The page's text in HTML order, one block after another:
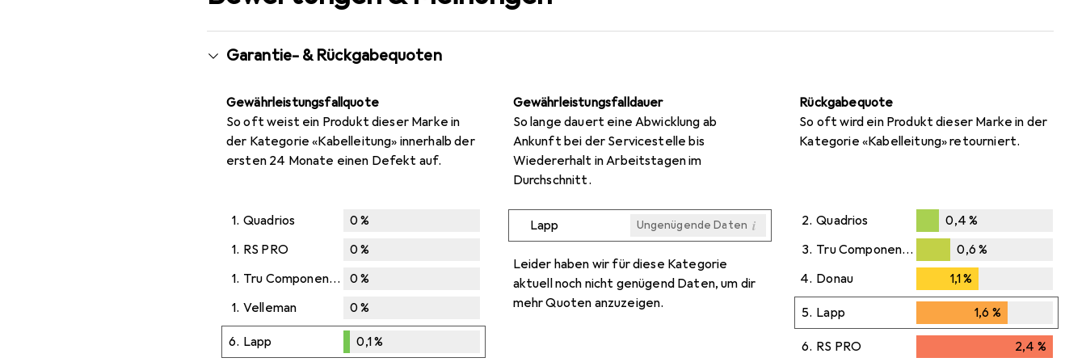
Garantie- & Rückgabequoten
Gewährleistungsfallquote
So oft weist ein Produkt dieser Marke in
der Kategorie «Kabelleitung» innerhalb der
ersten 24 Monate einen Defekt auf.
1. Quadrios 0%
1. RS PRO 0%
1.
Tru Components 0%
1. Velleman 0%
6. Lapp
0,1%
Gewährleistungsfalldauer
So lange dauert eine Abwicklung ab
Ankunft bei der Servicestelle bis
Wiedererhalt in Arbeitstagen im
Durchschnitt.
Lapp Ungenügende Daten i
i
i
i
i
Leider haben wir für diese Kategorie
aktuell noch nicht genügend Daten, um dir
mehr Quoten anzuzeigen.
Rückgabequote
So oft wird ein Produkt dieser Marke in der
Kategorie «Kabelleitung» retourniert.
2. Quadrios
0,4%
0,4 %
3.
Tru Components
0,6%
0,6%
4. Donau 1,1%
5. Lapp 1,6 %
6. RS PRO 2,4 %